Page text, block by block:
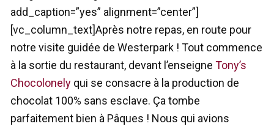
add_caption=”yes” alignment=”center”]
[vc_column_text]Après notre repas, en route pour
notre visite guidée de Westerpark ! Tout commence
à la sortie du restaurant, devant l’enseigne Tony’s
Chocolonely qui se consacre à la production de
chocolat 100% sans esclave. Ça tombe
parfaitement bien à Pâques ! Nous qui avions